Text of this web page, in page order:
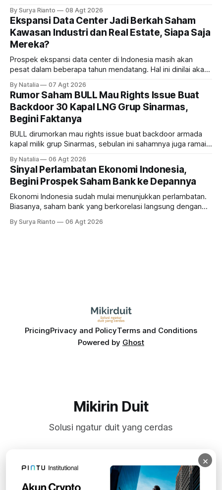
By Surya Rianto 08 Agt 2026
Ekspansi Data Center Jadi Berkah Saham
Kawasan Industri dan Real Estate, Siapa Saja
Mereka?
Prospek ekspansi data center di Indonesia masih akan
pesat dalam beberapa tahun mendatang. Hal ini dinilai akan
estate, ada siapa saja mereka?
By Natalia 07 Agt 2026
Rumor Saham BULL Mau Rights Issue Buat
Backdoor 30 Kapal LNG Grup Sinarmas,
Begini Faktanya
BULL dirumorkan mau rights issue buat backdoor armada
kapal milik grup Sinarmas, sebulan ini sahamnya juga ramai
masih menarik dilirik?
By Natalia 06 Agt 2026
Sinyal Perlambatan Ekonomi Indonesia,
Begini Prospek Saham Bank ke Depannya
Ekonomi Indonesia sudah mulai menunjukkan perlambatan.
Biasanya, saham bank yang berkorelasi langsung dengan
bank ke depannya?
By Surya Rianto 06 Agt 2026
PricingPrivacy and PolicyTerms and Conditions
Powered by Ghost
Mikirin Duit
Solusi ngatur duit yang cerdas
Subscribe
×